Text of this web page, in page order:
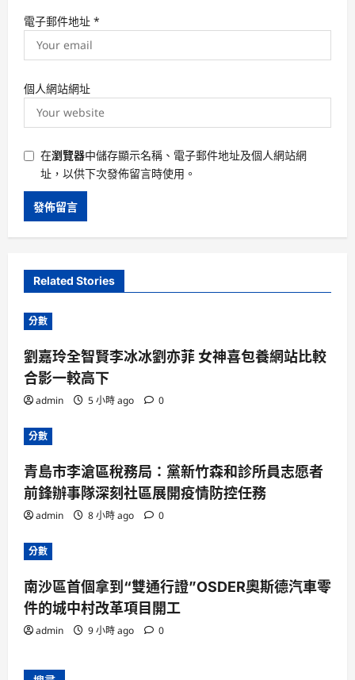
電子郵件地址 *
個人網站網址
在瀏覽器中儲存顯示名稱、電子郵件地址及個人網站網
址，以供下次發佈留言時使用。
Related Stories
分數
劉嘉玲全智賢李冰冰劉亦菲 女神喜包養網站比較
合影一較高下
admin 5 小時 ago 0
分數
青島市李滄區稅務局：黨新竹森和診所員志愿者
前鋒辦事隊深刻社區展開疫情防控任務
admin 8 小時 ago 0
分數
南沙區首個拿到“雙通行證”OSDER奧斯德汽車零
件的城中村改革項目開工
admin 9 小時 ago 0